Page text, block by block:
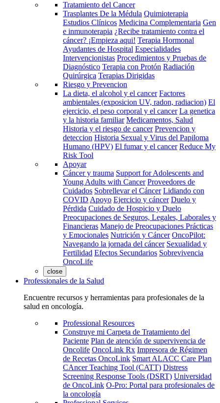
Tratamiento del Cancer
Trasplantes De la Médula Quimioterapia
Estudios Clínicos Medicina Complementaria Gen
e inmunoterapia ¿Recibe tratamiento contra el
cáncer? ¡Empieza aqui! Terapia Hormonal
Ayudantes de Hospital Especialidades
Intervencionistas Procedimientos y Pruebas de
Diagnóstico Terapia con Protón Radiación
Quirúrgica Terapias Dirigidas
Riesgo y Prevencion
La dieta, el alcohol y el cancer Factores
ambientales (exposicion UV, radon, radiacion) El
ejercicio, el peso corporal y el cancer La genetica
y la historia familiar Medicamentos, Salud
Historia y el riesgo de cancer Prevencion y
deteccion Historia Sexual y Virus del Papiloma
Humano (HPV) El fumar y el cancer Reduce My
Risk Tool
Apoyar
Cáncer y trauma Support for Adolescents and
Young Adults with Cancer Proveedores de
Cuidados Sobrellevar el Cáncer Lidiando con
COVID Apoyo Ejercicio y cáncer Duelo y
Pérdida Cuidado de Hospicio y Duelo
Preocupaciones de Seguros, Legales, Laborales y
Financieras Manejo de Preocupaciones Prácticas
y Emocionales Nutrición y Cáncer OncoPilot:
Navegando la jornada del cáncer Sexualidad y
Fertilidad Efectos Secundarios Sobrevivencia
OncoLife
close
Professionales de la Salud
Encuentre recursos y herramientas para profesionales de la
salud en oncología.
Professional Resources
Construye mi Carpeta de Tratamiento del
Paciente Plan de atención de supervivencia de
Oncolife OncoLink Rx Impresora de Régimen
de Recetas OncoLink Smart ALACC Care Plan
CAncer Teaching Tool (CATT) Distress
Screening Response Tools (DSRT) Universidad
de OncoLink O-Pro: Portal para profesionales de
la oncología